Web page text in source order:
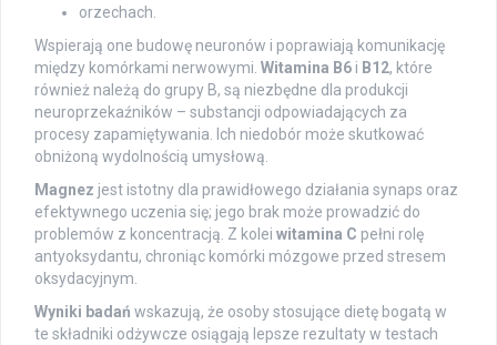
orzechach.
Wspierają one budowę neuronów i poprawiają komunikację
między komórkami nerwowymi. Witamina B6 i B12, które
również należą do grupy B, są niezbędne dla produkcji
neuroprzekaźników – substancji odpowiadających za
procesy zapamiętywania. Ich niedobór może skutkować
obniżoną wydolnością umysłową.
Magnez jest istotny dla prawidłowego działania synaps oraz
efektywnego uczenia się; jego brak może prowadzić do
problemów z koncentracją. Z kolei witamina C pełni rolę
antyoksydantu, chroniąc komórki mózgowe przed stresem
oksydacyjnym.
Wyniki badań wskazują, że osoby stosujące dietę bogatą w
te składniki odżywcze osiągają lepsze rezultaty w testach